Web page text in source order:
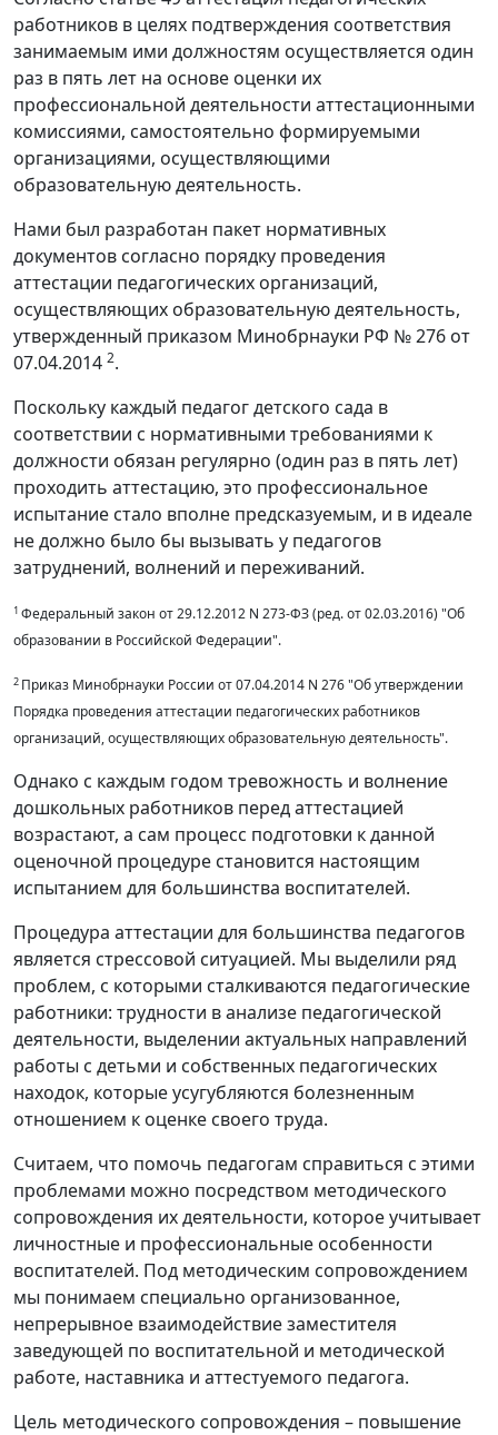
работников в целях подтверждения соответствия
занимаемым ими должностям осуществляется один
раз в пять лет на основе оценки их
профессиональной деятельности аттестационными
комиссиями, самостоятельно формируемыми
организациями, осуществляющими
образовательную деятельность.
Нами был разработан пакет нормативных
документов согласно порядку проведения
аттестации педагогических организаций,
осуществляющих образовательную деятельность,
утвержденный приказом Минобрнауки РФ № 276 от
07.04.2014 2.
Поскольку каждый педагог детского сада в
соответствии с нормативными требованиями к
должности обязан регулярно (один раз в пять лет)
проходить аттестацию, это профессиональное
испытание стало вполне предсказуемым, и в идеале
не должно было бы вызывать у педагогов
затруднений, волнений и переживаний.
1 Федеральный закон от 29.12.2012 N 273-ФЗ (ред. от 02.03.2016) "Об
образовании в Российской Федерации".
2 Приказ Минобрнауки России от 07.04.2014 N 276 "Об утверждении
Порядка проведения аттестации педагогических работников
организаций, осуществляющих образовательную деятельность".
Однако с каждым годом тревожность и волнение
дошкольных работников перед аттестацией
возрастают, а сам процесс подготовки к данной
оценочной процедуре стано­вится настоящим
испытанием для боль­шинства воспитателей.
Процедура аттестации для большинства педагогов
является стрессовой ситуацией. Мы выделили ряд
проблем, с которыми сталкиваются педагогические
работники: трудности в анализе педагогической
деятельности, выделении актуальных направлений
работы с детьми и собственных педагогических
находок, которые усугубляются болезненным
отношением к оценке своего труда.
Считаем, что помочь педагогам справиться с этими
проблемами можно посредством методического
сопровождения их деятельности, которое учитывает
личностные и профессиональные особенности
воспитателей. Под методическим сопровождением
мы понимаем специально организованное,
непрерывное взаимодействие заместителя
заведующей по воспитательной и методической
работе, наставника и аттестуемого педагога.
Цель методического сопровождения – повышение